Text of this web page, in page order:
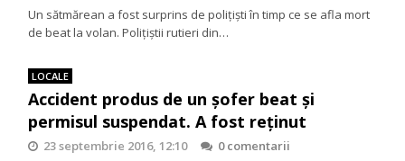
Un sătmărean a fost surprins de polițiști în timp ce se afla mort
de beat la volan. Polițiștii rutieri din…
LOCALE
Accident produs de un șofer beat și
permisul suspendat. A fost reținut
23 septembrie 2016, 12:10
0 comentarii